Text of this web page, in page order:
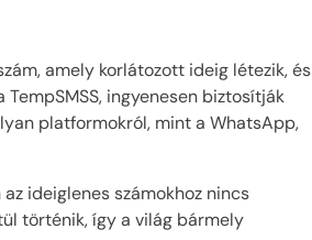
amely korlátozott ideig létezik, és
ingyenesen biztosítják
platformokról, mint a WhatsApp,
ideiglenes számokhoz nincs
történik, így a világ bármely